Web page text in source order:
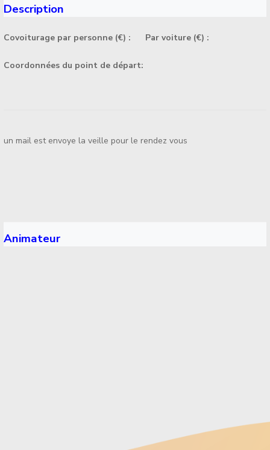
Description
Covoiturage par personne (€) : Par voiture (€) :
Coordonnées du point de départ:
un mail est envoye la veille pour le rendez vous
Animateur